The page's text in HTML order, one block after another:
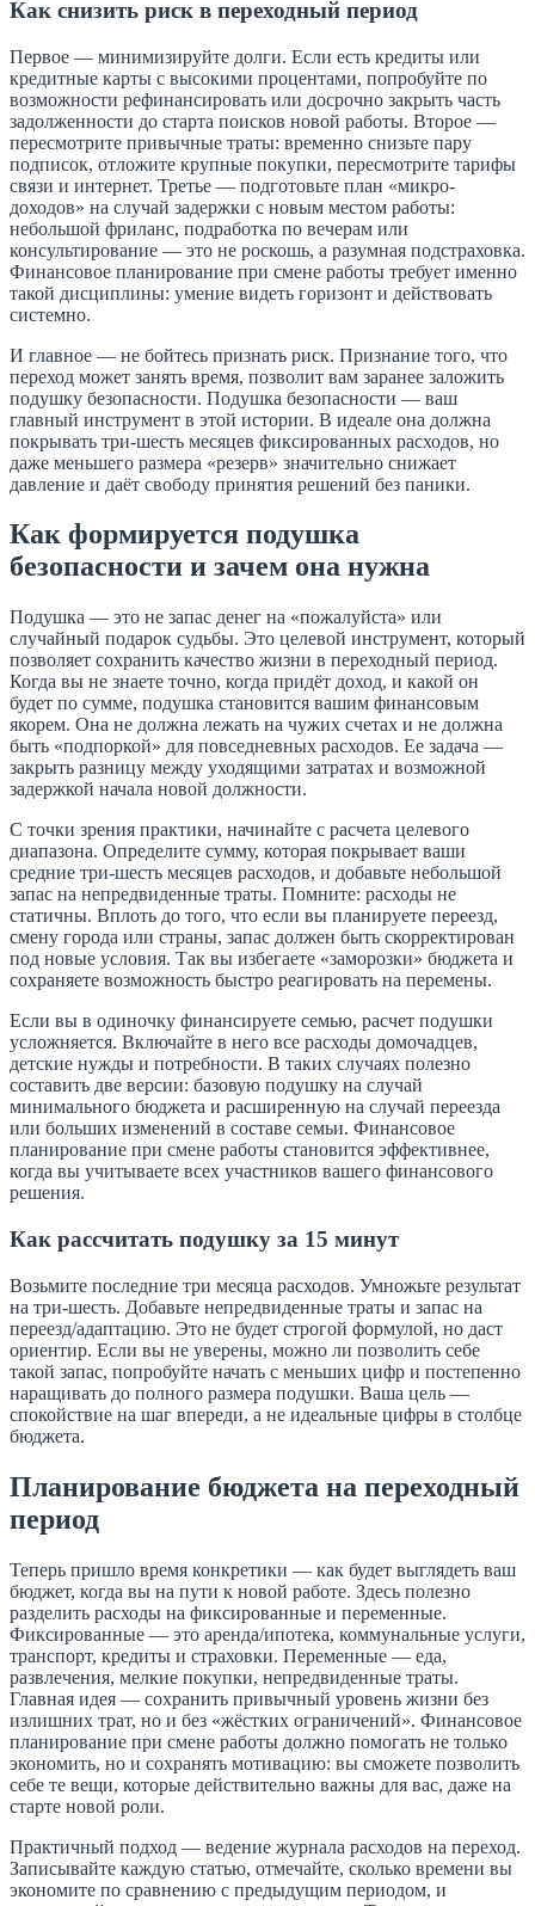
Как снизить риск в переходный период
Первое — минимизируйте долги. Если есть кредиты или
кредитные карты с высокими процентами, попробуйте по
возможности рефинансировать или досрочно закрыть часть
задолженности до старта поисков новой работы. Второе —
пересмотрите привычные траты: временно снизьте пару
подписок, отложите крупные покупки, пересмотрите тарифы
связи и интернет. Третье — подготовьте план «микро-
доходов» на случай задержки с новым местом работы:
небольшой фриланс, подработка по вечерам или
консультирование — это не роскошь, а разумная подстраховка.
Финансовое планирование при смене работы требует именно
такой дисциплины: умение видеть горизонт и действовать
системно.
И главное — не бойтесь признать риск. Признание того, что
переход может занять время, позволит вам заранее заложить
подушку безопасности. Подушка безопасности — ваш
главный инструмент в этой истории. В идеале она должна
покрывать три-шесть месяцев фиксированных расходов, но
даже меньшего размера «резерв» значительно снижает
давление и даёт свободу принятия решений без паники.
Как формируется подушка
безопасности и зачем она нужна
Подушка — это не запас денег на «пожалуйста» или
случайный подарок судьбы. Это целевой инструмент, который
позволяет сохранить качество жизни в переходный период.
Когда вы не знаете точно, когда придёт доход, и какой он
будет по сумме, подушка становится вашим финансовым
якорем. Она не должна лежать на чужих счетах и не должна
быть «подпоркой» для повседневных расходов. Ее задача —
закрыть разницу между уходящими затратах и возможной
задержкой начала новой должности.
С точки зрения практики, начинайте с расчета целевого
диапазона. Определите сумму, которая покрывает ваши
средние три-шесть месяцев расходов, и добавьте небольшой
запас на непредвиденные траты. Помните: расходы не
статичны. Вплоть до того, что если вы планируете переезд,
смену города или страны, запас должен быть скорректирован
под новые условия. Так вы избегаете «заморозки» бюджета и
сохраняете возможность быстро реагировать на перемены.
Если вы в одиночку финансируете семью, расчет подушки
усложняется. Включайте в него все расходы домочадцев,
детские нужды и потребности. В таких случаях полезно
составить две версии: базовую подушку на случай
минимального бюджета и расширенную на случай переезда
или больших изменений в составе семьи. Финансовое
планирование при смене работы становится эффективнее,
когда вы учитываете всех участников вашего финансового
решения.
Как рассчитать подушку за 15 минут
Возьмите последние три месяца расходов. Умножьте результат
на три-шесть. Добавьте непредвиденные траты и запас на
переезд/адаптацию. Это не будет строгой формулой, но даст
ориентир. Если вы не уверены, можно ли позволить себе
такой запас, попробуйте начать с меньших цифр и постепенно
наращивать до полного размера подушки. Ваша цель —
спокойствие на шаг впереди, а не идеальные цифры в столбце
бюджета.
Планирование бюджета на переходный
период
Теперь пришло время конкретики — как будет выглядеть ваш
бюджет, когда вы на пути к новой работе. Здесь полезно
разделить расходы на фиксированные и переменные.
Фиксированные — это арендa/ипотека, коммунальные услуги,
транспорт, кредиты и страховки. Переменные — еда,
развлечения, мелкие покупки, непредвиденные траты.
Главная идея — сохранить привычный уровень жизни без
излишних трат, но и без «жёстких ограничений». Финансовое
планирование при смене работы должно помогать не только
экономить, но и сохранять мотивацию: вы сможете позволить
себе те вещи, которые действительно важны для вас, даже на
старте новой роли.
Практичный подход — ведение журналa расходов на переход.
Записывайте каждую статью, отмечайте, сколько времени вы
экономите по сравнению с предыдущим периодом, и